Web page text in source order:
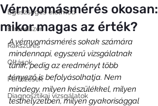
Egészséges életmód
Érrendszer
Rákszűrés
Oltások
Fertőzések
Diagnosztikai vizsgálatok
Vérnyomásmérés okosan:
mikor magas az érték?
A vérnyomásmérés sokak számára
mindennapi, egyszerű vizsgálatnak
tűnik, pedig az eredményt több
tényező is befolyásolhatja. Nem
mindegy, milyen készülékkel, milyen
testhelyzetben, milyen gyakorisággal